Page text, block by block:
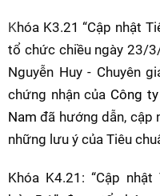
Khóa K3.21 “Cập nhật
tổ chức chiều ngày 23/
Nguyễn Huy - Chuyên
chứng nhận của Công
Nam đã hướng dẫn, cập
những lưu ý của Tiêu
Khóa K4.21: “Cập